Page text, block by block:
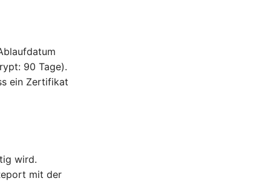
90 Tage).
ein Zertifikat
wird.
mit der